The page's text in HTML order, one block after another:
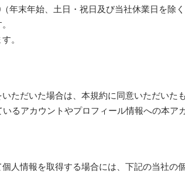
年末年始、土日・祝日及び当社休業日を除く
。
ただいた場合は、本規約に同意いただい
るアカウントやプロフィール情報への本ア
人情報を取得する場合には、下記の当社の